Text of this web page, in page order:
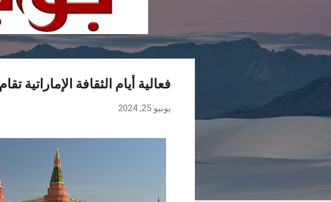
فعالية أيام الثقافة
يونيو 25, 2024